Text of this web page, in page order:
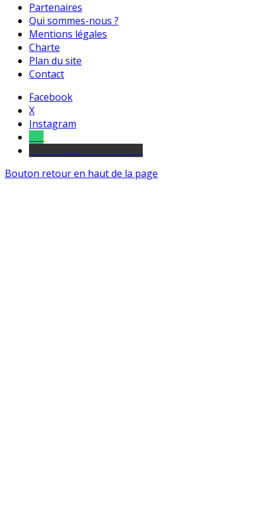
Partenaires
Qui sommes-nous ?
Mentions légales
Charte
Plan du site
Contact
Facebook
X
Instagram
Bouton retour en haut de la page